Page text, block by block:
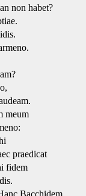
non habet?
meum
praedicat
fidem
Bacchidem